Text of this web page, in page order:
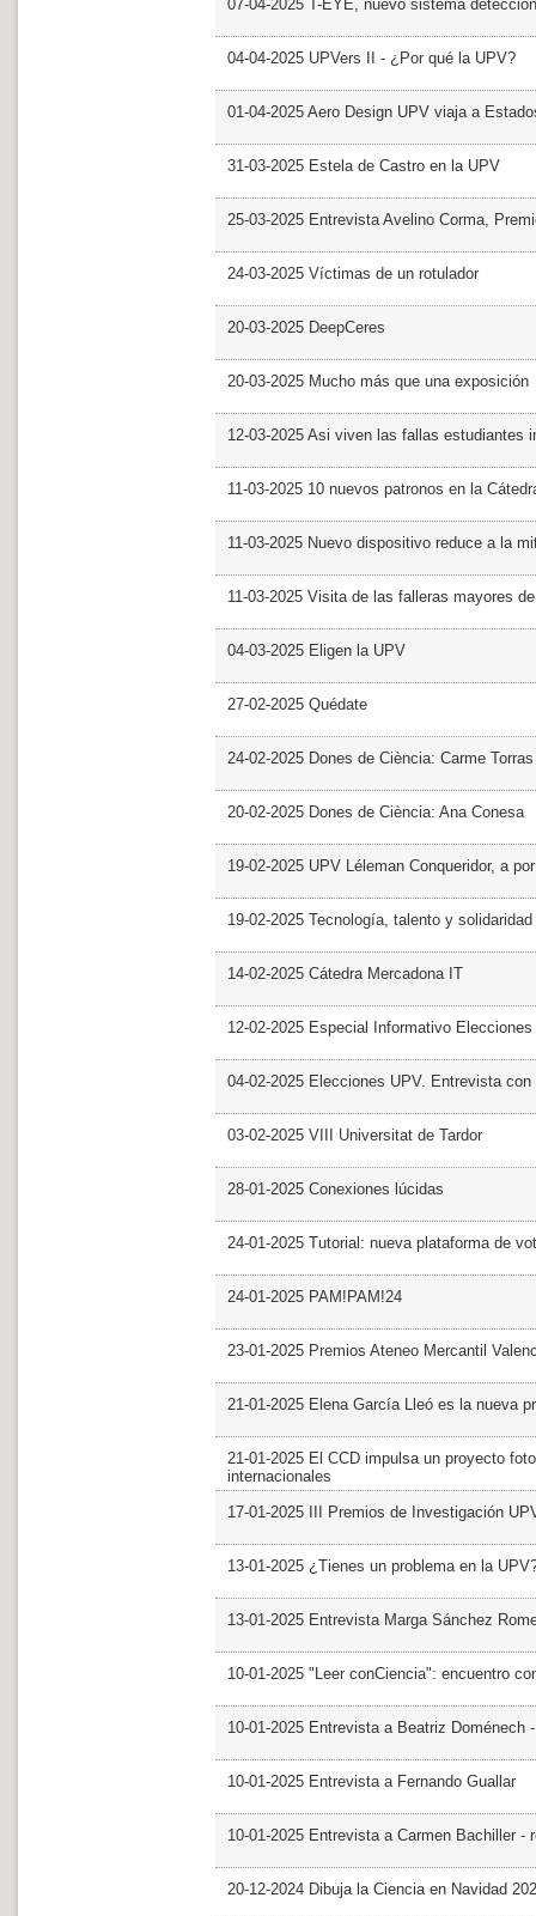
07-04-2025 T-EYE, nuevo sistema
04-04-2025 UPVers II - ¿Por qué la UPV?
01-04-2025 Aero Design UPV viaja a
31-03-2025 Estela de Castro en la UPV
25-03-2025 Entrevista Avelino Corma,
24-03-2025 Víctimas de un rotulador
20-03-2025 DeepCeres
20-03-2025 Mucho más que una exposición
12-03-2025 Asi viven las fallas estudiantes
11-03-2025 10 nuevos patronos en la
11-03-2025 Nuevo dispositivo reduce a la
11-03-2025 Visita de las falleras mayores
04-03-2025 Eligen la UPV
27-02-2025 Quédate
24-02-2025 Dones de Ciència: Carme Torras
20-02-2025 Dones de Ciència: Ana Conesa
19-02-2025 UPV Léleman Conqueridor, a
19-02-2025 Tecnología, talento y
14-02-2025 Cátedra Mercadona IT
12-02-2025 Especial Informativo Elecciones
04-02-2025 Elecciones UPV. Entrevista con
03-02-2025 VIII Universitat de Tardor
28-01-2025 Conexiones lúcidas
24-01-2025 Tutorial: nueva plataforma de
24-01-2025 PAM!PAM!24
23-01-2025 Premios Ateneo Mercantil
21-01-2025 Elena García Lleó es la nueva
21-01-2025 El CCD impulsa un proyecto
internacionales
17-01-2025 III Premios de Investigación
13-01-2025 ¿Tienes un problema en la
13-01-2025 Entrevista Marga Sánchez
10-01-2025 "Leer conCiencia": encuentro
10-01-2025 Entrevista a Beatriz Doménech
10-01-2025 Entrevista a Fernando Guallar
10-01-2025 Entrevista a Carmen Bachiller -
20-12-2024 Dibuja la Ciencia en Navidad